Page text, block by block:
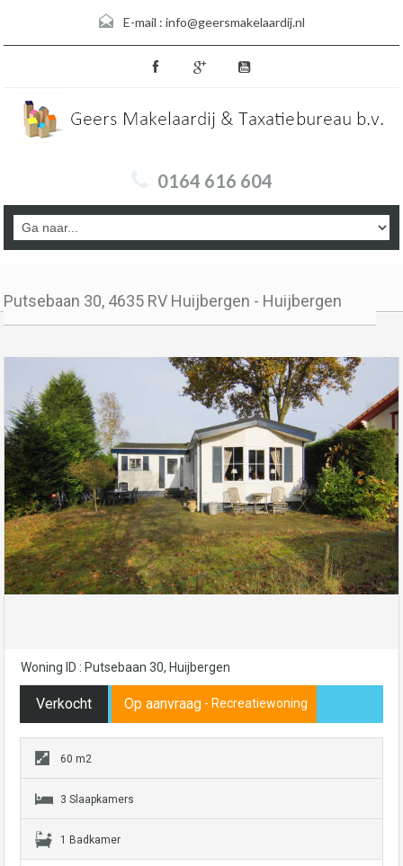
E-mail : info@geersmakelaardij.nl
0164 616 604
Putsebaan 30, 4635 RV Huijbergen - Huijbergen
Woning ID : Putsebaan 30, Huijbergen
Verkocht Op aanvraag - Recreatiewoning
60 m2
3 Slaapkamers
1 Badkamer